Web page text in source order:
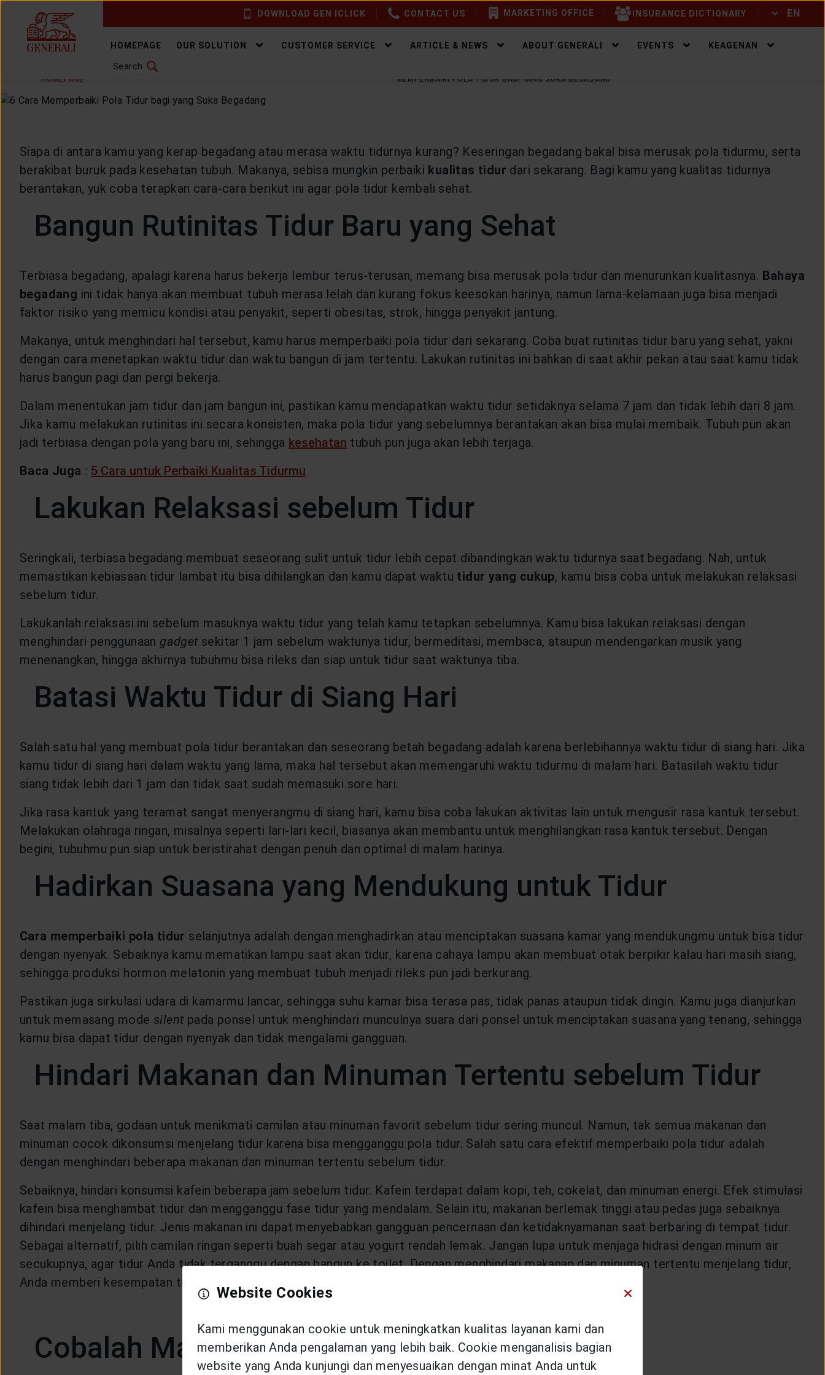
DOWNLOAD GEN ICLICK CONTACT US MARKETING OFFICE INSURANCE DICTIONARY EN
HOMEPAGE OUR SOLUTION CUSTOMER SERVICE ARTICLE & NEWS ABOUT GENERALI EVENTS KEAGENAN
Search
HOMEPAGE 6 CARA MEMPERBAIKI POLA TIDUR BAGI YANG SUKA BEGADANG
THURSDAY, 5 OCTOBER 2023
Siapa di antara kamu yang kerap begadang atau merasa waktu tidurnya kurang? Keseringan begadang bakal bisa merusak pola tidurmu, serta
berakibat buruk pada kesehatan tubuh. Makanya, sebisa mungkin perbaiki kualitas tidur dari sekarang. Bagi kamu yang kualitas tidurnya
berantakan, yuk coba terapkan cara-cara berikut ini agar pola tidur kembali sehat.
Bangun Rutinitas Tidur Baru yang Sehat
Terbiasa begadang, apalagi karena harus bekerja lembur terus-terusan, memang bisa merusak pola tidur dan menurunkan kualitasnya. Bahaya
begadang ini tidak hanya akan membuat tubuh merasa lelah dan kurang fokus keesokan harinya, namun lama-kelamaan juga bisa menjadi
faktor risiko yang memicu kondisi atau penyakit, seperti obesitas, strok, hingga penyakit jantung.
Makanya, untuk menghindari hal tersebut, kamu harus memperbaiki pola tidur dari sekarang. Coba buat rutinitas tidur baru yang sehat, yakni
dengan cara menetapkan waktu tidur dan waktu bangun di jam tertentu. Lakukan rutinitas ini bahkan di saat akhir pekan atau saat kamu tidak
harus bangun pagi dan pergi bekerja.
Dalam menentukan jam tidur dan jam bangun ini, pastikan kamu mendapatkan waktu tidur setidaknya selama 7 jam dan tidak lebih dari 8 jam.
Jika kamu melakukan rutinitas ini secara konsisten, maka pola tidur yang sebelumnya berantakan akan bisa mulai membaik. Tubuh pun akan
jadi terbiasa dengan pola yang baru ini, sehingga kesehatan tubuh pun juga akan lebih terjaga.
Baca Juga : 5 Cara untuk Perbaiki Kualitas Tidurmu
Lakukan Relaksasi sebelum Tidur
Seringkali, terbiasa begadang membuat seseorang sulit untuk tidur lebih cepat dibandingkan waktu tidurnya saat begadang. Nah, untuk
memastikan kebiasaan tidur lambat itu bisa dihilangkan dan kamu dapat waktu tidur yang cukup, kamu bisa coba untuk melakukan relaksasi
sebelum tidur.
Lakukanlah relaksasi ini sebelum masuknya waktu tidur yang telah kamu tetapkan sebelumnya. Kamu bisa lakukan relaksasi dengan
menghindari penggunaan gadget sekitar 1 jam sebelum waktunya tidur, bermeditasi, membaca, ataupun mendengarkan musik yang
menenangkan, hingga akhirnya tubuhmu bisa rileks dan siap untuk tidur saat waktunya tiba.
Batasi Waktu Tidur di Siang Hari
Salah satu hal yang membuat pola tidur berantakan dan seseorang betah begadang adalah karena berlebihannya waktu tidur di siang hari. Jika
kamu tidur di siang hari dalam waktu yang lama, maka hal tersebut akan memengaruhi waktu tidurmu di malam hari. Batasilah waktu tidur
siang tidak lebih dari 1 jam dan tidak saat sudah memasuki sore hari.
Jika rasa kantuk yang teramat sangat menyerangmu di siang hari, kamu bisa coba lakukan aktivitas lain untuk mengusir rasa kantuk tersebut.
Melakukan olahraga ringan, misalnya seperti lari-lari kecil, biasanya akan membantu untuk menghilangkan rasa kantuk tersebut. Dengan
begini, tubuhmu pun siap untuk beristirahat dengan penuh dan optimal di malam harinya.
Hadirkan Suasana yang Mendukung untuk Tidur
Cara memperbaiki pola tidur selanjutnya adalah dengan menghadirkan atau menciptakan suasana kamar yang mendukungmu untuk bisa tidur
dengan nyenyak. Sebaiknya kamu mematikan lampu saat akan tidur, karena cahaya lampu akan membuat otak berpikir kalau hari masih siang,
sehingga produksi hormon melatonin yang membuat tubuh menjadi rileks pun jadi berkurang.
Pastikan juga sirkulasi udara di kamarmu lancar, sehingga suhu kamar bisa terasa pas, tidak panas ataupun tidak dingin. Kamu juga dianjurkan
untuk memasang mode silent pada ponsel untuk menghindari munculnya suara dari ponsel untuk menciptakan suasana yang tenang, sehingga
kamu bisa dapat tidur dengan nyenyak dan tidak mengalami gangguan.
Hindari Makanan dan Minuman Tertentu sebelum Tidur
Saat malam tiba, godaan untuk menikmati camilan atau minuman favorit sebelum tidur sering muncul. Namun, tak semua makanan dan
minuman cocok dikonsumsi menjelang tidur karena bisa mengganggu pola tidur. Salah satu cara efektif memperbaiki pola tidur adalah
dengan menghindari beberapa makanan dan minuman tertentu sebelum tidur.
Sebaiknya, hindari konsumsi kafein beberapa jam sebelum tidur. Kafein terdapat dalam kopi, teh, cokelat, dan minuman energi. Efek stimulasi
kafein bisa menghambat tidur dan mengganggu fase tidur yang mendalam. Selain itu, makanan berlemak tinggi atau pedas juga sebaiknya
dihindari menjelang tidur. Jenis makanan ini dapat menyebabkan gangguan pencernaan dan ketidaknyamanan saat berbaring di tempat tidur.
Sebagai alternatif, pilih camilan ringan seperti buah segar atau yogurt rendah lemak. Jangan lupa untuk menjaga hidrasi dengan minum air
secukupnya, agar tidur Anda tidak terganggu dengan bangun ke toilet. Dengan menghindari makanan dan minuman tertentu menjelang tidur,
Anda memberi kesempatan tubuh beristirahat tanpa gangguan, memastikan kualitas tidur yang lebih baik.
Cobalah Mandi sebelum Tidur
Website Cookies
Kami menggunakan cookie untuk meningkatkan kualitas layanan kami dan
memberikan Anda pengalaman yang lebih baik. Cookie menganalisis bagian
website yang Anda kunjungi dan menyesuaikan dengan minat Anda untuk
CHANGE LANGUAGE ID EN
DOWNLOAD GEN ICLICK
CONTACT US
INSURANCE DICTIONARY
CUSTOMER SERVICE
ABOUT GENERALI
EVENTS
KEAGENAN